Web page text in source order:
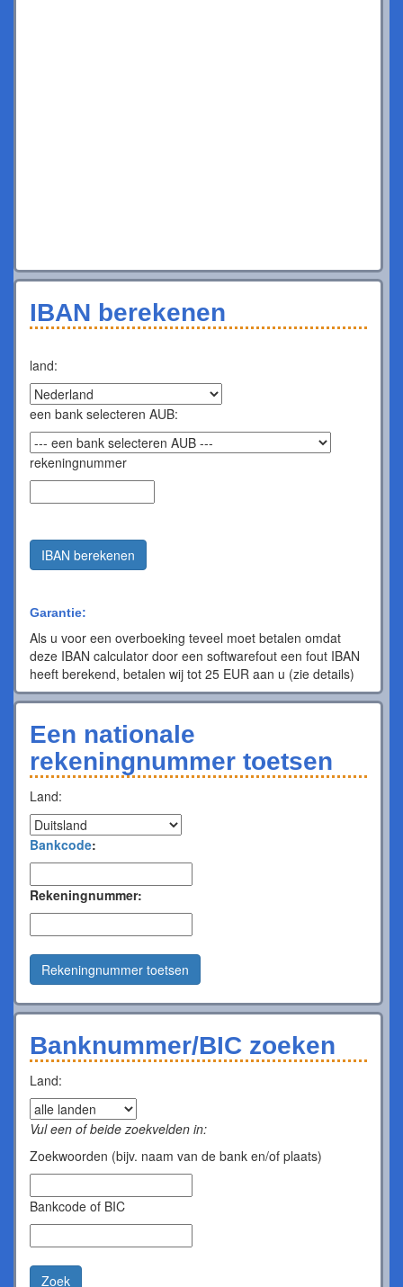
IBAN berekenen
land:
een bank selecteren AUB:
rekeningnummer
IBAN berekenen
Garantie:
Als u voor een overboeking teveel moet betalen omdat
deze IBAN calculator door een softwarefout een fout IBAN
heeft berekend, betalen wij tot 25 EUR aan u (zie details)
Een nationale
rekeningnummer toetsen
Land:
Bankcode:
Rekeningnummer:
Rekeningnummer toetsen
Banknummer/BIC zoeken
Land:
Vul een of beide zoekvelden in:
Zoekwoorden (bijv. naam van de bank en/of plaats)
Bankcode of BIC
Zoek